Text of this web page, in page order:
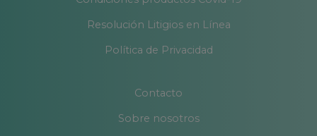
Resolución Litigios en Línea
Política de Privacidad
Contacto
Sobre nosotros